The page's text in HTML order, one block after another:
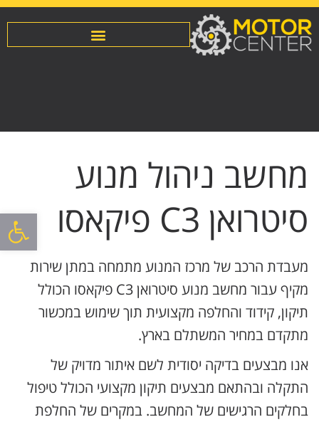
פתח
מחשב ניהול מנוע
סיטרואן C3 פיקאסו
מעבדת הרכב של מרכז המנוע מתמחה במתן שירות
מקיף עבור מחשב מנוע סיטרואן C3 פיקאסו הכולל
תיקון, קידוד והחלפה מקצועית תוך שימוש במכשור
מתקדם במחיר המשתלם בארץ.
אנו מבצעים בדיקה יסודית לשם איתור מדויק של
התקלה ובהתאם מבצעים תיקון מקצועי הכולל טיפול
בחלקים הרגישים של המחשב. במקרים של החלפת